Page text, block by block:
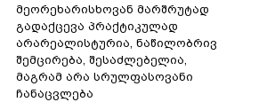
მეორეხარისხოვან მარშრუტად
გადაქცევა პრაქტიკულად
არარეალისტურია, ნაწილობრივ
შემცირება, შესაძლებელია,
მაგრამ არა სრულფასოვანი
ჩანაცვლება